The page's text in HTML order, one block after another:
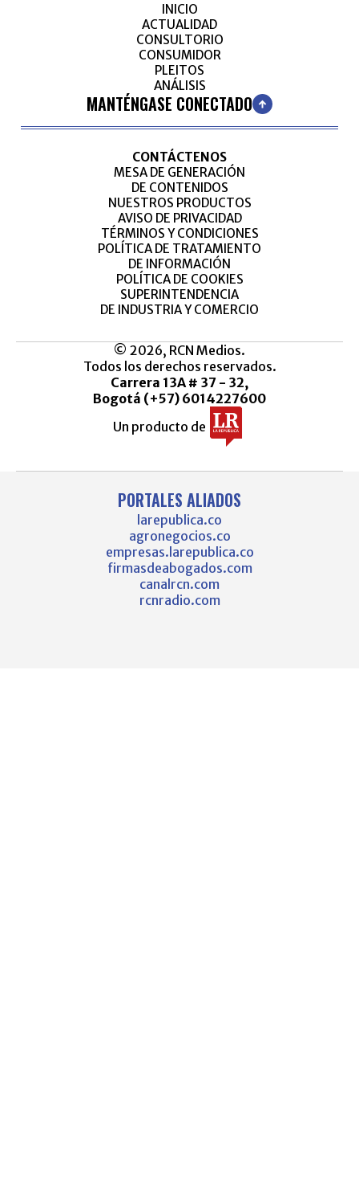
INICIO
ACTUALIDAD
CONSULTORIO
CONSUMIDOR
PLEITOS
ANÁLISIS
MANTÉNGASE CONECTADO
CONTÁCTENOS
MESA DE GENERACIÓN
DE CONTENIDOS
NUESTROS PRODUCTOS
AVISO DE PRIVACIDAD
TÉRMINOS Y CONDICIONES
POLÍTICA DE TRATAMIENTO
DE INFORMACIÓN
POLÍTICA DE COOKIES
SUPERINTENDENCIA
DE INDUSTRIA Y COMERCIO
© 2026, RCN Medios.
Todos los derechos reservados.
Carrera 13A # 37 - 32,
Bogotá (+57) 6014227600
Un producto de
PORTALES ALIADOS
larepublica.co
agronegocios.co
empresas.larepublica.co
firmasdeabogados.com
canalrcn.com
rcnradio.com